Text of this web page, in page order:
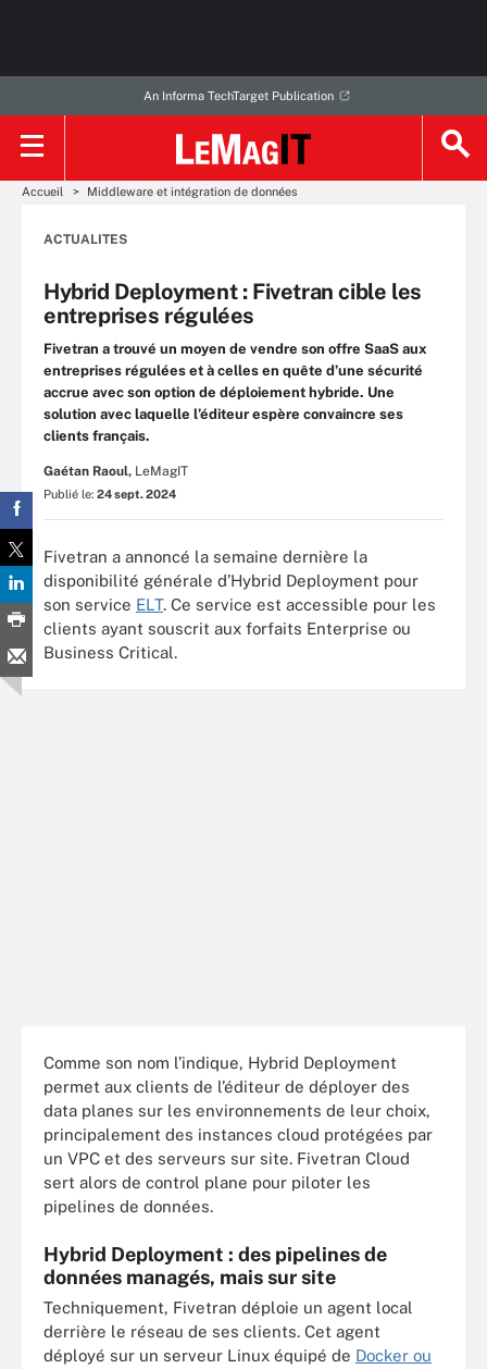
An Informa TechTarget Publication
Accueil Middleware et intégration de données
ACTUALITES
Hybrid Deployment : Fivetran cible les
entreprises régulées
Fivetran a trouvé un moyen de vendre son offre SaaS aux
entreprises régulées et à celles en quête d’une sécurité
accrue avec son option de déploiement hybride. Une
solution avec laquelle l’éditeur espère convaincre ses
clients français.
Gaétan Raoul, LeMagIT
Publié le: 24 sept. 2024
Fivetran a annoncé la semaine dernière la
disponibilité générale d’Hybrid Deployment pour
son service ELT. Ce service est accessible pour les
clients ayant souscrit aux forfaits Enterprise ou
Business Critical.
Comme son nom l’indique, Hybrid Deployment
permet aux clients de l’éditeur de déployer des
data planes sur les environnements de leur choix,
principalement des instances cloud protégées par
un VPC et des serveurs sur site. Fivetran Cloud
sert alors de control plane pour piloter les
pipelines de données.
Hybrid Deployment : des pipelines de
données managés, mais sur site
Techniquement, Fivetran déploie un agent local
derrière le réseau de ses clients. Cet agent
déployé sur un serveur Linux équipé de Docker ou